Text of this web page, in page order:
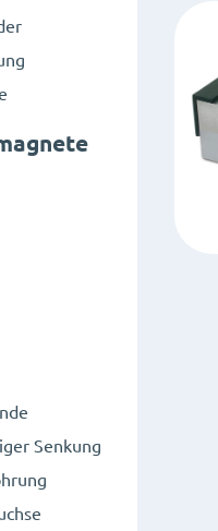
Senkung